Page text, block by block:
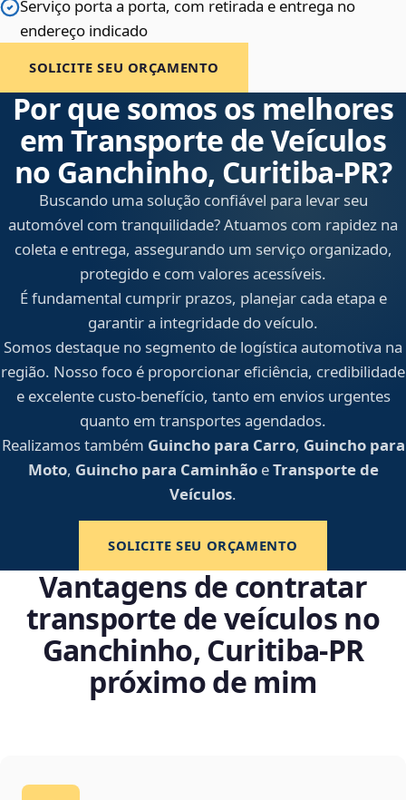
Serviço porta a porta, com retirada e entrega no
endereço indicado
SOLICITE SEU ORÇAMENTO
Por que somos os melhores
em Transporte de Veículos
no Ganchinho, Curitiba‑PR?
Buscando uma solução confiável para levar seu
automóvel com tranquilidade? Atuamos com rapidez na
coleta e entrega, assegurando um serviço organizado,
protegido e com valores acessíveis.
É fundamental cumprir prazos, planejar cada etapa e
garantir a integridade do veículo.
Somos destaque no segmento de logística automotiva na
região. Nosso foco é proporcionar eficiência, credibilidade
e excelente custo-benefício, tanto em envios urgentes
quanto em transportes agendados.
Realizamos também Guincho para Carro, Guincho para
Moto, Guincho para CaminhãoeTransporte de
Veículos.
SOLICITE SEU ORÇAMENTO
Vantagens de contratar
transporte de veículos no
Ganchinho, Curitiba‑PR
próximo de mim